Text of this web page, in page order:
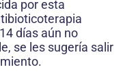
por esta
días aún no
se les sugería salir